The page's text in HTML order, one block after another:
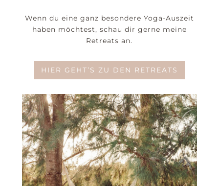
Wenn du eine ganz besondere Yoga-Auszeit
haben möchtest, schau dir gerne meine
Retreats an.
HIER GEHT’S ZU DEN RETREATS